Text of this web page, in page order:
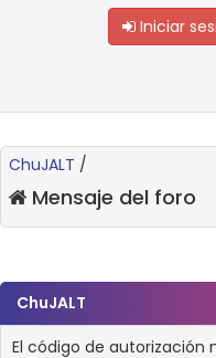
Iniciar
ChuJALT /
Mensaje del foro
ChuJALT
El código de autorización